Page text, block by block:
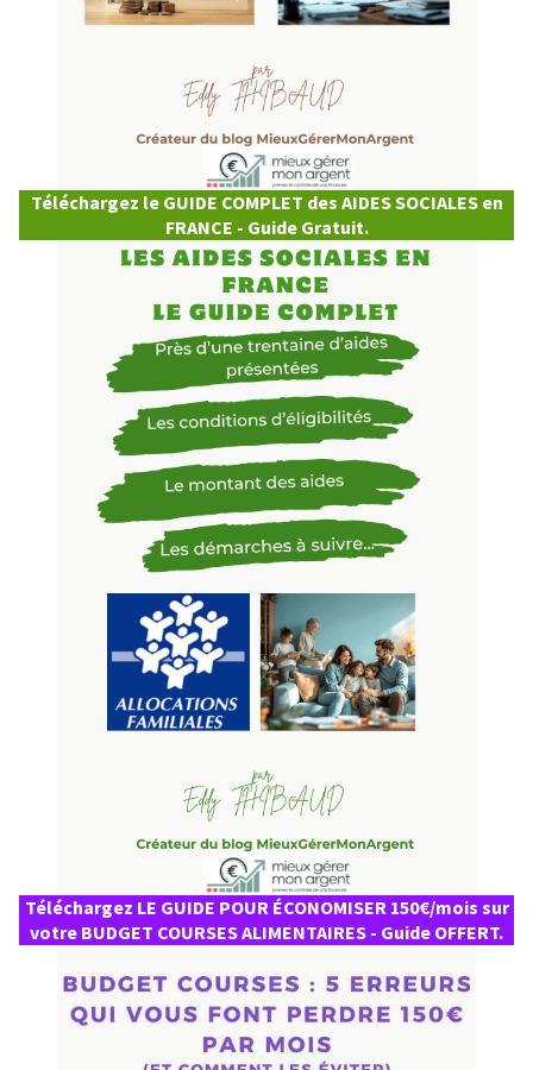
Téléchargez le GUIDE COMPLET des AIDES SOCIALES en
FRANCE - Guide Gratuit.
Téléchargez LE GUIDE POUR ÉCONOMISER 150€/mois sur
votre BUDGET COURSES ALIMENTAIRES - Guide OFFERT.